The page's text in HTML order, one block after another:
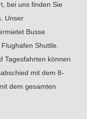
bei uns finden Sie
Unser
Busse
Shuttle.
Tagesfahrten können
mit dem 8-
dem gesamten